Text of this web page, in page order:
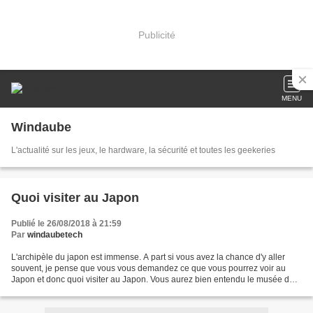
Publicité
MENU
Windaube
L'actualité sur les jeux, le hardware, la sécurité et toutes les geekeries
Quoi visiter au Japon
Publié le 26/08/2018 à 21:59
Par windaubetech
L'archipèle du japon est immense. A part si vous avez la chance d'y aller
souvent, je pense que vous vous demandez ce que vous pourrez voir au
Japon et donc quoi visiter au Japon. Vous aurez bien entendu le musée du